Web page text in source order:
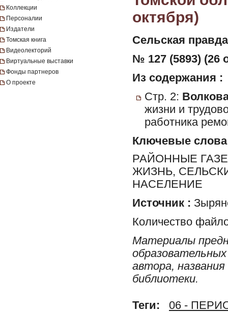
Коллекции
Персоналии
Издатели
Томская книга
Видеолекторий
Виртуальные выставки
Фонды партнеров
О проекте
октября)
Сельская
№ 127 (5893) (26
Из содержания :
Стр. 2:
жизни и
работника
Ключевые слова
РАЙОННЫЕ
ЖИЗНЬ,
НАСЕЛЕНИЕ
Источник :
Количество
Материалы
автора,
библиотеки.
Теги:
06 -